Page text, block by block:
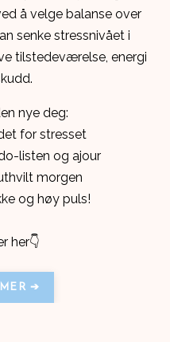
å velge balanse over
senke stressnivået i
tilstedeværelse, energi
nye deg:
for stresset
listen og ajour
morgen
og høy puls!
her👇
➔